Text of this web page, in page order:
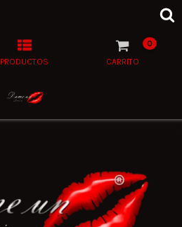
PRODUCTOS CARRITO
0